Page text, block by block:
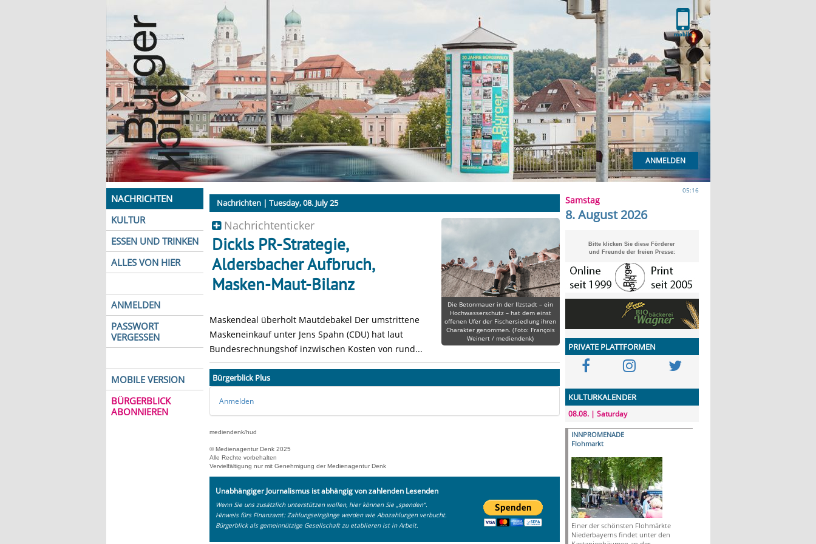
ANMELDEN
NACHRICHTEN
KULTUR
ESSEN UND TRINKEN
ALLES VON HIER
ANMELDEN
PASSWORT
VERGESSEN
MOBILE VERSION
BÜRGERBLICK
ABONNIEREN
Nachrichten| Tuesday, 08. July 25
Die Betonmauer in der Ilzstadt – ein
Hochwasserschutz – hat dem einst
offenen Ufer der Fischersiedlung ihren
Charakter genommen. (Foto: François
Weinert / mediendenk)
Nachrichtenticker
Dickls PR-Strategie,
Aldersbacher Aufbruch,
Masken-Maut-Bilanz
Maskendeal überholt Mautdebakel Der umstrittene
Maskeneinkauf unter Jens Spahn (CDU) hat laut
Bundesrechnungshof inzwischen Kosten von rund...
Bürgerblick Plus
Anmelden
mediendenk/hud
© Medienagentur Denk 2025
Alle Rechte vorbehalten
Vervielfältigung nur mit Genehmigung der Medienagentur Denk
Unabhängiger Journalismus ist abhängig von zahlenden Lesenden
Wenn Sie uns zusätzlich unterstützen wollen, hier können Sie „spenden“.
Hinweis fürs Finanzamt: Zahlungseingänge werden wie Abozahlungen verbucht.
Bürgerblick als gemeinnützige Gesellschaft zu etablieren ist in Arbeit.
05:16
Samstag
8. August 2026
Bitte klicken Sie diese Förderer
und Freunde der freien Presse:
PRIVATE PLATTFORMEN
KULTURKALENDER
08.08. | Saturday
INNPROMENADE
Flohmarkt
Einer der schönsten Flohmärkte
Niederbayerns findet unter den